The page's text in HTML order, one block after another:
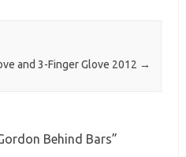
and 3-Finger Glove 2012 →
Behind Bars”